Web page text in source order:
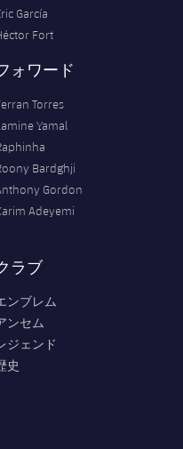
García
Fort
ォワード
Torres
Yamal
Bardghji
Gordon
Adeyemi
ラブ
ンブレム
ンセム
ジェンド
史